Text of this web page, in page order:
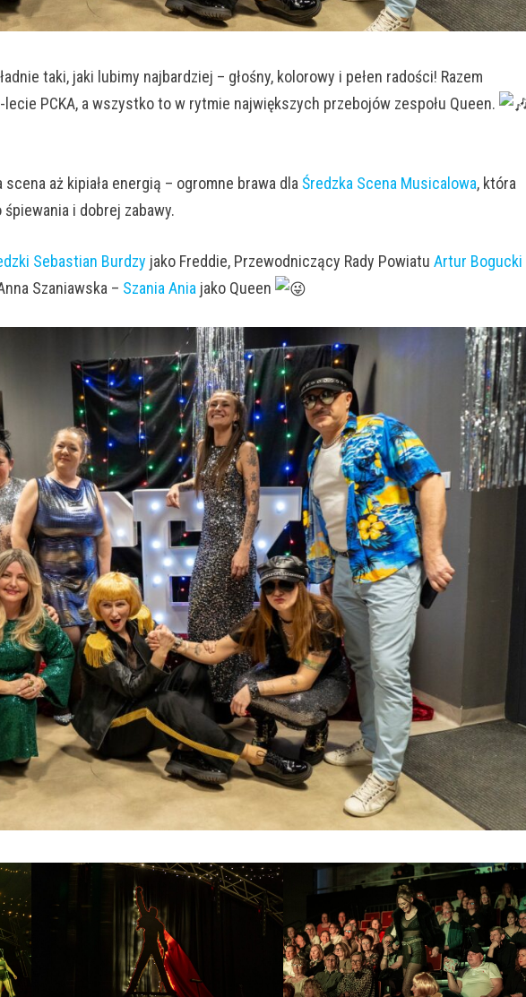
taki, jaki lubimy najbardziej – głośny, kolorowy i pełen radości! Razem
PCKA, a wszystko to w rytmie największych przebojów zespołu Queen.
scena aż kipiała energią – ogromne brawa dlaŚredzka Scena Musicalowa, która
i dobrej zabawy.
Sebastian Burdzy jako Freddie, Przewodniczący Rady PowiatuArtur Bogucki
Szaniawska – Szania Ania jako Queen